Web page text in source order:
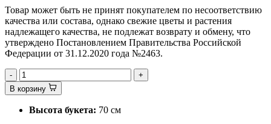
Товар может быть не принят покупателем по несоответствию
качества или состава, однако свежие цветы и растения
надлежащего качества, не подлежат возврату и обмену, что
утверждено Постановлением Правительства Российской
Федерации от 31.12.2020 года №2463.
-
+
В корзину
Высота букета: 70 см